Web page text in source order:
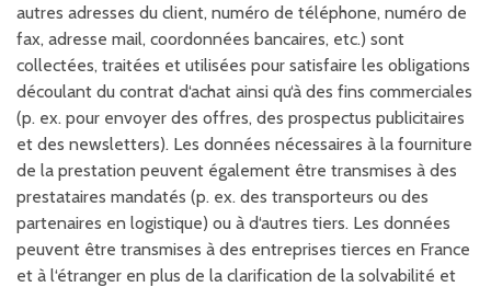
autres adresses du client, numéro de téléphone, numéro de
fax, adresse mail, coordonnées bancaires, etc.) sont
collectées, traitées et utilisées pour satisfaire les obligations
découlant du contrat d‘achat ainsi qu‘à des fins commerciales
(p. ex. pour envoyer des offres, des prospectus publicitaires
et des newsletters). Les données nécessaires à la fourniture
de la prestation peuvent également être transmises à des
prestataires mandatés (p. ex. des transporteurs ou des
partenaires en logistique) ou à d‘autres tiers. Les données
peuvent être transmises à des entreprises tierces en France
et à l‘étranger en plus de la clarification de la solvabilité et